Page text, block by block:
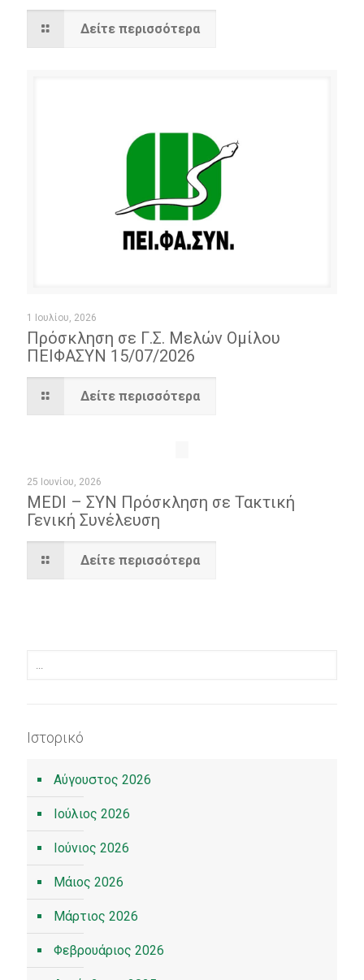
Δείτε περισσότερα
1 Ιουλίου, 2026
Πρόσκληση σε Γ.Σ. Μελών Ομίλου
ΠΕΙΦΑΣΥΝ 15/07/2026
Δείτε περισσότερα
25 Ιουνίου, 2026
MEDI – ΣΥΝ Πρόσκληση σε Τακτική
Γενική Συνέλευση
Δείτε περισσότερα
Ιστορικό
Αύγουστος 2026
Ιούλιος 2026
Ιούνιος 2026
Μάιος 2026
Μάρτιος 2026
Φεβρουάριος 2026